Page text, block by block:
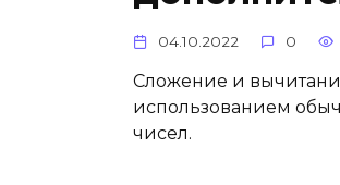
04.10.2022 0
Сложение и
использованием
чисел.